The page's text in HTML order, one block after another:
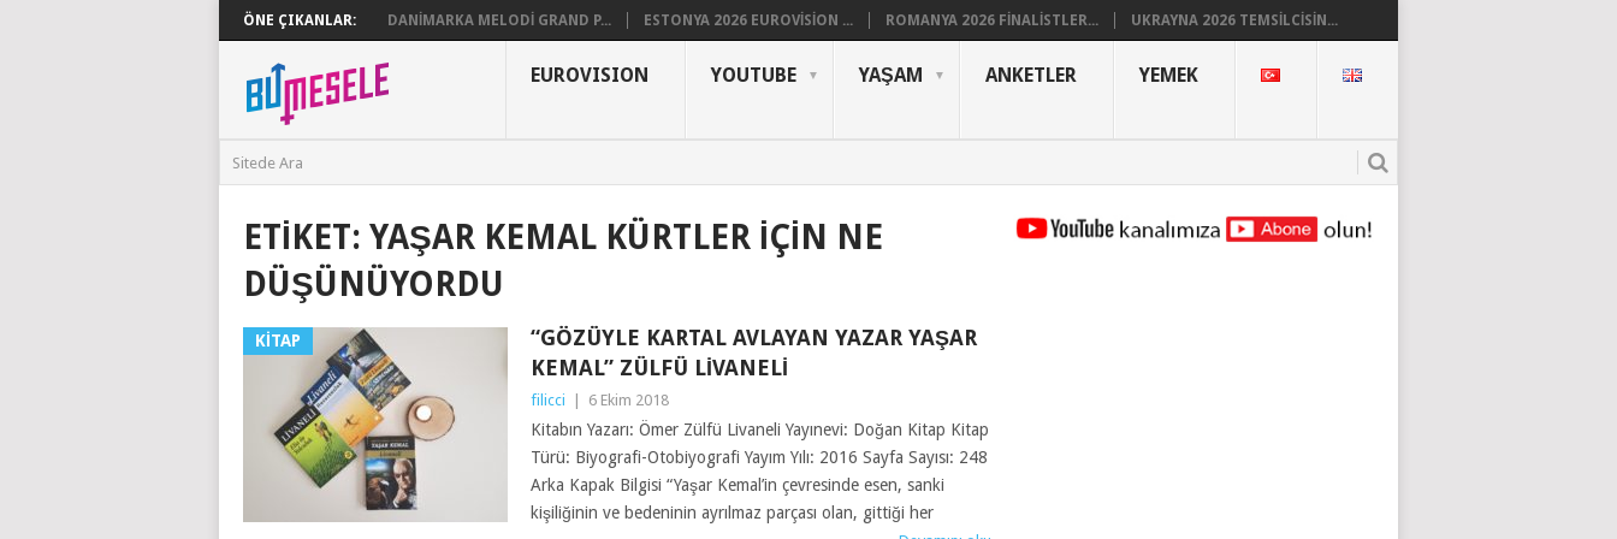
ÖNE ÇIKANLAR: DANIMARKA MELODI GRAND P... ESTONYA 2026 EUROVISION ... ROMANYA 2026 FINALISTLER... UKRAYNA 2026 TEMSILCISIN...
EUROVISION YOUTUBE YAŞAM ANKETLER YEMEK
ETIKET: YAŞAR KEMAL KÜRTLER IÇIN NE
DÜŞÜNÜYORDU
KITAP
“GÖZÜYLE KARTAL AVLAYAN YAZAR YAŞAR
KEMAL” ZÜLFÜ LIVANELI
filicci 6 Ekim 2018
Kitabın Yazarı: Ömer Zülfü Livaneli Yayınevi: Doğan Kitap Kitap
Türü: Biyografi-Otobiyografi Yayım Yılı: 2016 Sayfa Sayısı: 248
Arka Kapak Bilgisi “Yaşar Kemal’in çevresinde esen, sanki
kişiliğinin ve bedeninin ayrılmaz parçası olan, gittiği her